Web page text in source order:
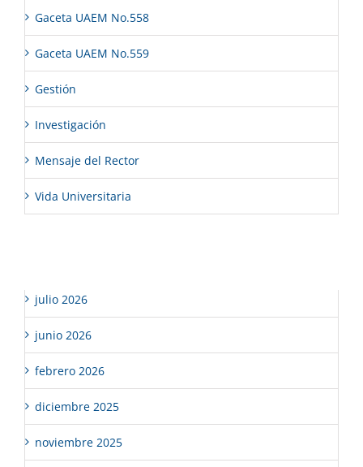
Gaceta UAEM No.558
Gaceta UAEM No.559
Gestión
Investigación
Mensaje del Rector
Vida Universitaria
julio 2026
junio 2026
febrero 2026
diciembre 2025
noviembre 2025